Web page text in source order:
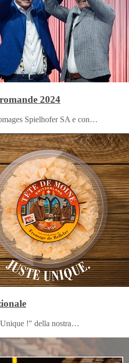
2024
Spielhofer SA e con…
!" della nostra…